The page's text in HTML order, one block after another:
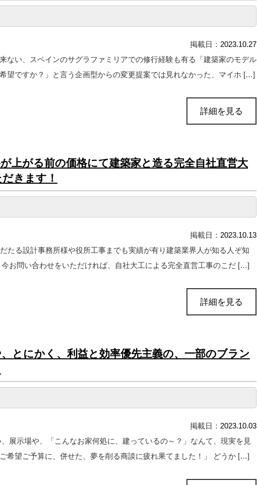
掲載日： 2023.10.27
ない、スペインのサグラファミリアでの修行経験も有る「建築家のモデル
望ですか？」と言う企画型からの変更提案では見れなかった、マイホ […]
詳細を見る
上がる前の価格にて建築家と造る完全自社直営大
きます！
掲載日： 2023.10.13
たる設計事務所様や役所工事までも実績が有り建築業界人が知る人ぞ知
お問い合わせをいただければ、自社大工による完全直営工事のこだ […]
詳細を見る
とにかく、利益と効率優先主義の、一部のブラン
掲載日： 2023.10.03
展示場や、「こんなお家何処に、建っているの～？」なんて、現実を見
希望ご予算に、併せた、夢を削る商談に疲れ果てました！」 どうか […]